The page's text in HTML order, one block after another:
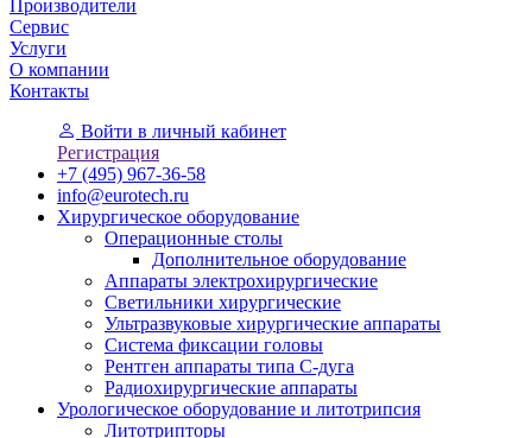
Производители
Сервис
Услуги
О компании
Контакты
Войти в личный кабинет
Регистрация
+7 (495) 967-36-58
info@eurotech.ru
Хирургическое оборудование
Операционные столы
Дополнительное оборудование
Аппараты электрохирургические
Светильники хирургические
Ультразвуковые хирургические аппараты
Система фиксации головы
Рентген аппараты типа С-дуга
Радиохирургические аппараты
Урологическое оборудование и литотрипсия
Литотрипторы